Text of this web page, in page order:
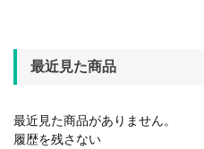
最近見た商品
最近見た商品がありません。
履歴を残さない